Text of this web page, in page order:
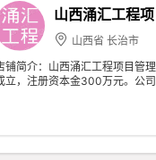
山西涌汇工程
山西省 长治市
铺简介：山西涌汇工程项目管
立，注册资本金300万元。公
程招标代理、政府采购招标代